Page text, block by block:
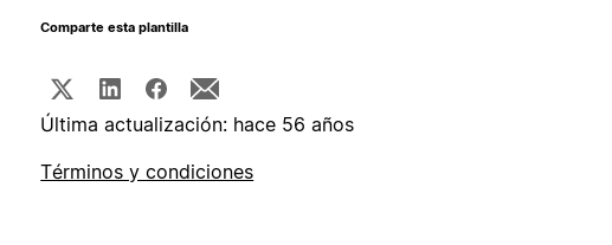
Comparte esta plantilla
Última actualización: hace 56 años
Términos y condiciones